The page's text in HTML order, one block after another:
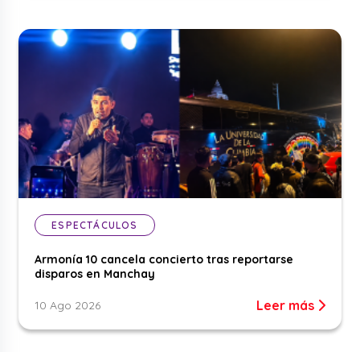
ESPECTÁCULOS
Armonía 10 cancela concierto tras reportarse
disparos en Manchay
10 Ago 2026 Leer más